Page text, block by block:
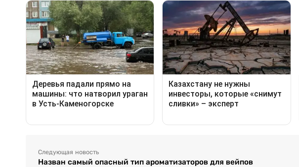
Следующая новость
Назван самый опасный тип ароматизаторов для вейпов